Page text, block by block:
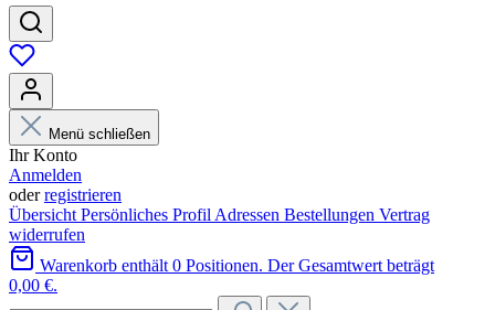
Menü schließen
Ihr Konto
Anmelden
oderregistrieren
Übersicht Persönliches Profil Adressen Bestellungen Vertrag
widerrufen
Warenkorb enthält 0 Positionen. Der Gesamtwert beträgt
0,00 €.